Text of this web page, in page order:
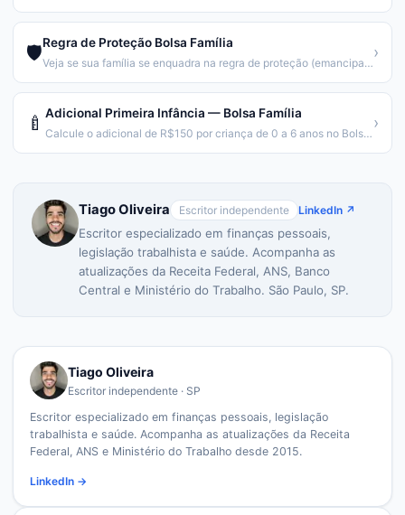
🛡️Regra de Proteção Bolsa Família
Veja se sua família se enquadra na regra de proteção (emancipação gradual).
›
🍼 Adicional Primeira Infância — Bolsa Família
Calcule o adicional de R$150 por criança de 0 a 6 anos no Bolsa Família.
›
Tiago Oliveira Escritor independente LinkedIn ↗
Escritor especializado em finanças pessoais,
legislação trabalhista e saúde. Acompanha as
atualizações da Receita Federal, ANS, Banco
Central e Ministério do Trabalho. São Paulo, SP.
Tiago Oliveira
Escritor independente · SP
Escritor especializado em finanças pessoais, legislação
trabalhista e saúde. Acompanha as atualizações da Receita
Federal, ANS e Ministério do Trabalho desde 2015.
LinkedIn →